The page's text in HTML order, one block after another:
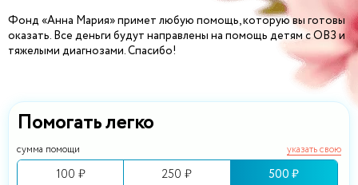
Помогать легко
сумма помощи указать свою
100 ₽ 250 ₽ 500 ₽
Фонд «Анна Мария» примет любую помощь, которую вы готовы
оказать. Все деньги будут направлены на помощь детям с ОВЗ и
тяжелыми диагнозами. Спасибо!